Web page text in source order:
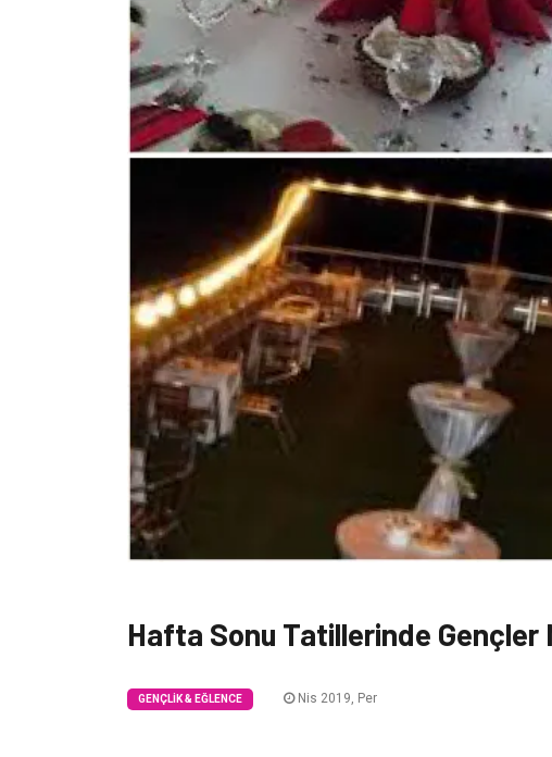
Hafta Sonu Tatillerinde Gençler
GENÇLIK & EĞLENCE Nis 2019, Per